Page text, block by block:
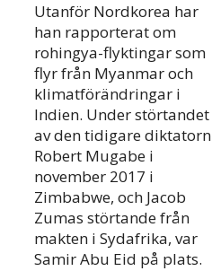
Utanför Nordkorea har
han rapporterat om
rohingya-flyktingar som
flyr från Myanmar och
klimatförändringar i
Indien. Under störtandet
av den tidigare diktatorn
Robert Mugabe i
november 2017 i
Zimbabwe, och Jacob
Zumas störtande från
makten i Sydafrika, var
Samir Abu Eid på plats.